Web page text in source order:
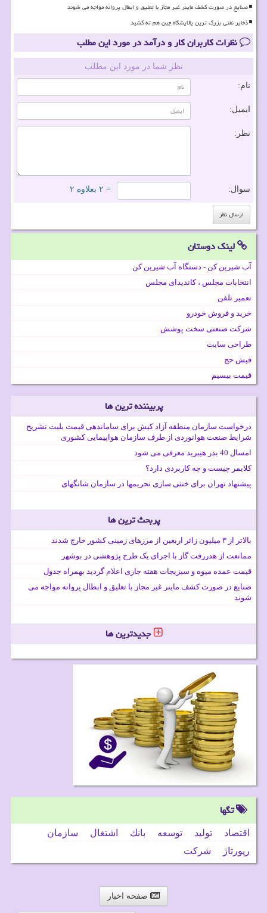
صنایع در صورت کشف ماینر غیر مجاز با تعلیق و ابطال پروانه مواجه می شوند
ذخایر نفتی بزرگ ترین پالایشگاه چین هم ته کشید
نظرات کاربران کار و درآمد در مورد این مطلب
نظر شما در مورد این مطلب
نام:
ایمیل:
نظر:
سوال: = ۲ بعلاوه ۲
لینک دوستان
آب شیرین کن - دستگاه آب شیرین کن
انتخابات مجلس ، کاندیدای مجلس
تعمیر تلفن
خرید و فروش خودرو
شرکت صنعتی سخت پوشش
طراحی سایت
فیش حج
قیمت بیسیم
پربیننده ترین ها
درخواست سازمان منطقه آزاد کیش برای ساماندهی قیمت بلیت تشریح
شرایط صنعت هوانوردی از طرف سازمان هواپیمایی کشوری
امسال 40 بذر هیبرید معرفی می شود
کلایمر چیست و چه کاربردی دارد؟
پیشنهاد تهران برای خنثی سازی تحریمها در سازمان شانگهای
پربحث ترین ها
بالاتر از ۳ میلیون زائر اربعین از مرزهای زمینی کشور خارج شدند
ممانعت از هدررفت گاز با اجرای یک طرح پژوهشی در بوشهر
قیمت عمده میوه و سبزیجات هفته جاری اعلام گردید بهمراه جدول
صنایع در صورت کشف ماینر غیر مجاز با تعلیق و ابطال پروانه مواجه می
شوند
جدیدترین ها
تگها
اقتصاد تولید توسعه بانك اشتغال
سازمان
رپورتاژ
شركت
صفحه اخبار